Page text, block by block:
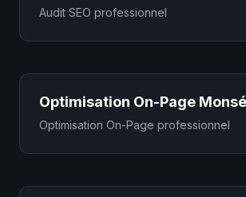
Audit SEO professionnel
Optimisation On-Page
Optimisation On-Page professionnel